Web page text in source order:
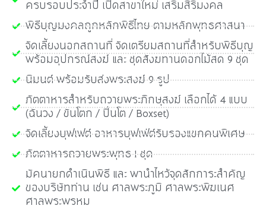
ครบรอบประจำปี เปิดสาขาใหม่ เสริมสิริมงคล
พิธีบุญมงคลถูกหลักพิธีไทย ตามหลักพุทธศาสนา
จัดเลี้ยงนอกสถานที่ จัดเตรียมสถานที่สำหรับพิธีบุญ
พร้อมอุปกรณ์สงฆ์ และ ชุดสังฆทานดอกไม้สด 9 ชุด
นิมนต์ พร้อมรับส่งพระสงฆ์ 9 รูป
ภัตตาหารสำหรับถวายพระภิกษุสงฆ์ เลือกได้ 4 แบบ
(ฉันวง / ขันโตก / ปิ่นโต / Boxset)
จัดเลี้ยงบุฟเฟต์ อาหารบุฟเฟ่ต์รับรองแขกคนพิเศษ
ภัตตาหารถวายพระพุทธ 1 ชุด
มัคนายกดำเนินพิธี และ พานำไหว้จุดสักการะสำคัญ
ของบริษัทท่าน เช่น ศาลพระภูมิ ศาลพระพิฆเนศ
ศาลพระพรหม